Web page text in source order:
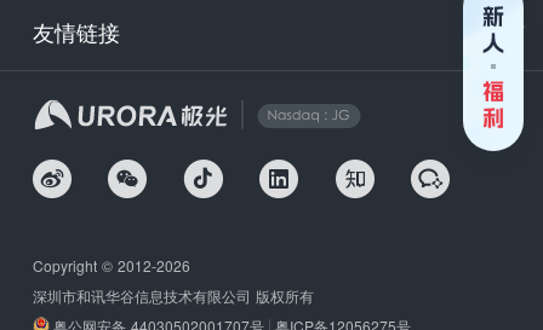
友情链接
Copyright © 2012-2026
深圳市和讯华谷信息技术有限公司 版权所有
粤公网安备 44030502001707号 粤ICP备12056275号
安
企